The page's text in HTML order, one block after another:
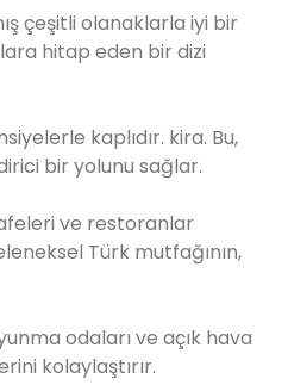
çeşitli olanaklarla iyi bir
hitap eden bir dizi
kaplıdır. kira. Bu,
bir yolunu sağlar.
ve restoranlar
Türk mutfağının,
odaları ve açık hava
kolaylaştırır.